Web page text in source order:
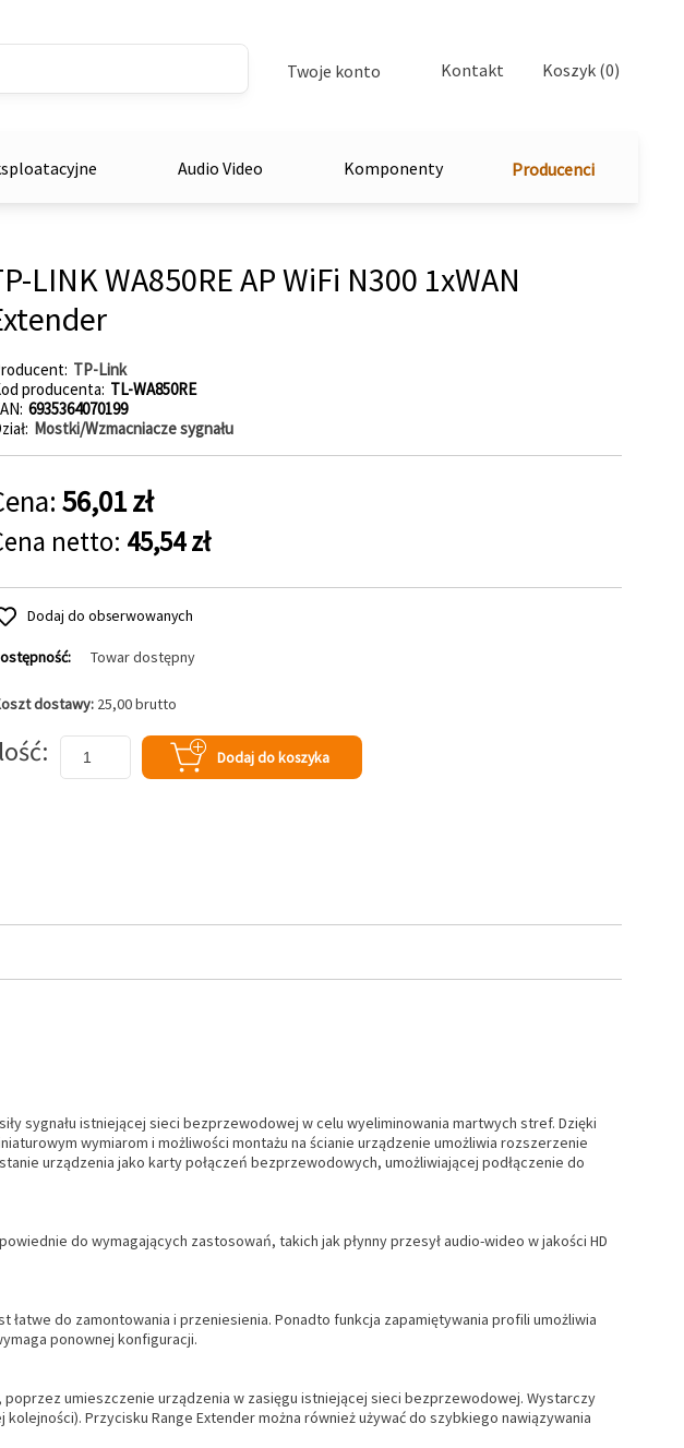
Twoje konto Kontakt Koszyk (0)
Audio Video Komponenty Producenci
LINK WA850RE AP WiFi N300 1xWAN
TP-Link
producenta TL-WA850RE
6935364070199
Mostki/Wzmacniacze sygnału
56,01 zł
netto: 45,54 zł
Dodaj do obserwowanych
Towar dostępny
dostawy: 25,00 brutto
Dodaj do koszyka
sygnału istniejącej sieci bezprzewodowej w celu wyeliminowania martwych stref. Dzięki
wymiarom i możliwości montażu na ścianie urządzenie umożliwia rozszerzenie
urządzenia jako karty połączeń bezprzewodowych, umożliwiającej podłączenie do
do wymagających zastosowań, takich jak płynny przesył audio-wideo w jakości HD
do zamontowania i przeniesienia. Ponadto funkcja zapamiętywania profili umożliwia
ponownej konfiguracji.
umieszczenie urządzenia w zasięgu istniejącej sieci bezprzewodowej. Wystarczy
Przycisku Range Extender można również używać do szybkiego nawiązywania